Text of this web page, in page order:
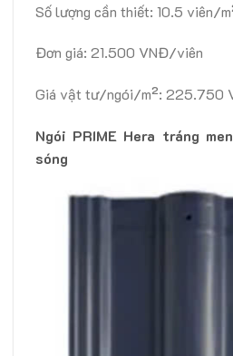
Số lượng cần thiết: 10.5 viên/
Đơn giá: 21.500 VNĐ/viên
Giá vật tư/ngói/m²: 225.750
Ngói PRIME Hera tráng
sóng